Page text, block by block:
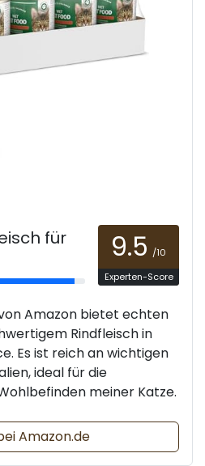
für
9.5 /10
Experten-Score
Amazon bietet echten
Rindfleisch in
Es ist reich an wichtigen
ideal für die
meiner Katze.
Amazon.de